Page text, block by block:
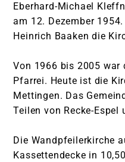
Pfarrkirche St.
Kirche St.
Pfarrkirche St.
Kirche St.
Eberhard-Michael
am 12. Dezember
Heinrich Baaken die
Von 1966 bis 2005 war
Pfarrei. Heute ist die
Mettingen. Das
Teilen von Recke-Espel
Die Wandpfeilerkirche
Kassettendecke in